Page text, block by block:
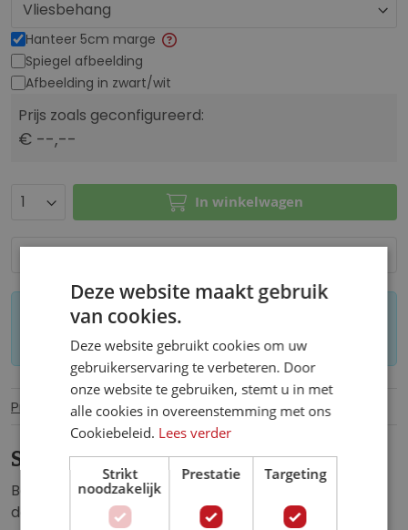
Hanteer 5cm marge
Spiegel afbeelding
Afbeelding in zwart/wit
Prijs zoals geconfigureerd:
€ --,--
In winkelwagen
Let op: op maat gemaakt behang kan niet
worden geretourneerd.
Productinformatie Specificaties
Schotse Hooglander Behang
Behang van een schitterend Schotse hooglander in
de natuur, weergegeven in het zwart-wit.
Deze website maakt gebruik
van cookies.
Deze website gebruikt cookies om uw
gebruikerservaring te verbeteren. Door
onze website te gebruiken, stemt u in met
alle cookies in overeenstemming met ons
Cookiebeleid. Lees verder
Strikt
noodzakelijk
Prestatie Targeting